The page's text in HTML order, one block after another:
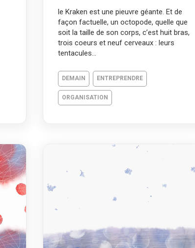
le Kraken est une pieuvre géante. Et de
façon factuelle, un octopode, quelle que
soit la taille de son corps, c’est huit bras,
trois coeurs et neuf cerveaux : leurs
tentacules...
DEMAIN ENTREPRENDRE
ORGANISATION